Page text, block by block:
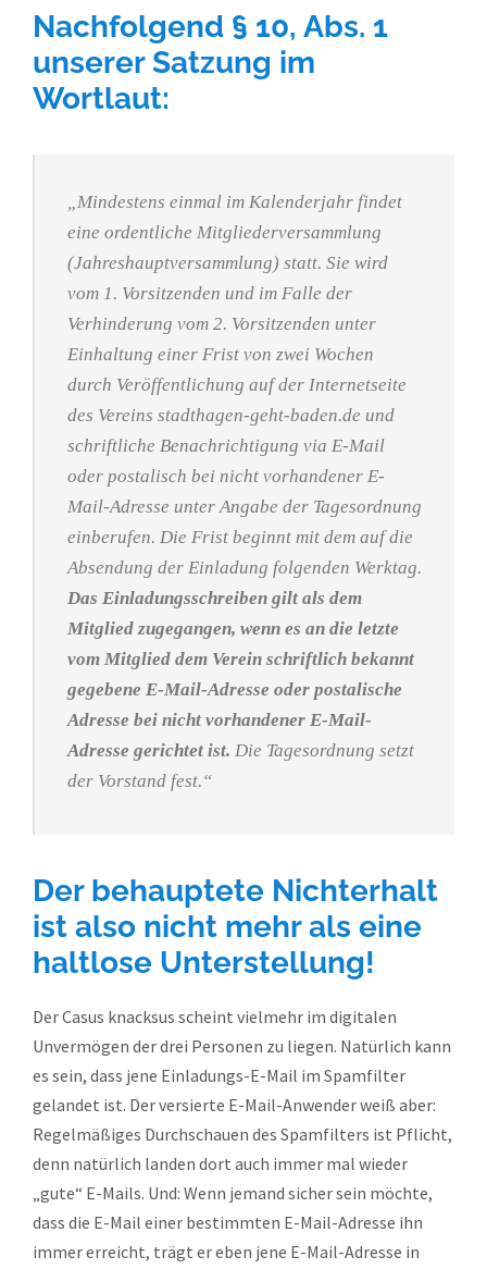
Nachfolgend § 10, Abs. 1
unserer Satzung im
Wortlaut:
„Mindestens einmal im Kalenderjahr findet
eine ordentliche Mitgliederversammlung
(Jahreshauptversammlung) statt. Sie wird
vom 1. Vorsitzenden und im Falle der
Verhinderung vom 2. Vorsitzenden unter
Einhaltung einer Frist von zwei Wochen
durch Veröffentlichung auf der Internetseite
des Vereins stadthagen-geht-baden.de und
schriftliche Benachrichtigung via E-Mail
oder postalisch bei nicht vorhandener E-
Mail-Adresse unter Angabe der Tagesordnung
einberufen. Die Frist beginnt mit dem auf die
Absendung der Einladung folgenden Werktag.
Das Einladungsschreiben gilt als dem
Mitglied zugegangen, wenn es an die letzte
vom Mitglied dem Verein schriftlich bekannt
gegebene E-Mail-Adresse oder postalische
Adresse bei nicht vorhandener E-Mail-
Adresse gerichtet ist. Die Tagesordnung setzt
der Vorstand fest.“
Der behauptete Nichterhalt
ist also nicht mehr als eine
haltlose Unterstellung!
Der Casus knacksus scheint vielmehr im digitalen
Unvermögen der drei Personen zu liegen. Natürlich kann
es sein, dass jene Einladungs-E-Mail im Spamfilter
gelandet ist. Der versierte E-Mail-Anwender weiß aber:
Regelmäßiges Durchschauen des Spamfilters ist Pflicht,
denn natürlich landen dort auch immer mal wieder
„gute“ E-Mails. Und: Wenn jemand sicher sein möchte,
dass die E-Mail einer bestimmten E-Mail-Adresse ihn
immer erreicht, trägt er eben jene E-Mail-Adresse in